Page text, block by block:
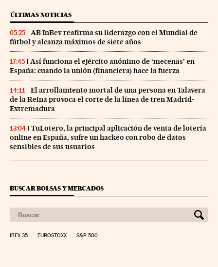
ÚLTIMAS NOTICIAS
05:25
AB InBev reafirma su liderazgo con el Mundial de
fútbol y alcanza máximos de siete años
17:45
Así funciona el ejército anónimo de ‘mecenas’ en
España: cuando la unión (financiera) hace la fuerza
14:11
El arrollamiento mortal de una persona en Talavera
de la Reina provoca el corte de la línea de tren Madrid-
Extremadura
13:04
TuLotero, la principal aplicación de venta de lotería
online en España, sufre un hackeo con robo de datos
sensibles de sus usuarios
BUSCAR BOLSAS Y MERCADOS
IBEX 35 EUROSTOXX S&P 500